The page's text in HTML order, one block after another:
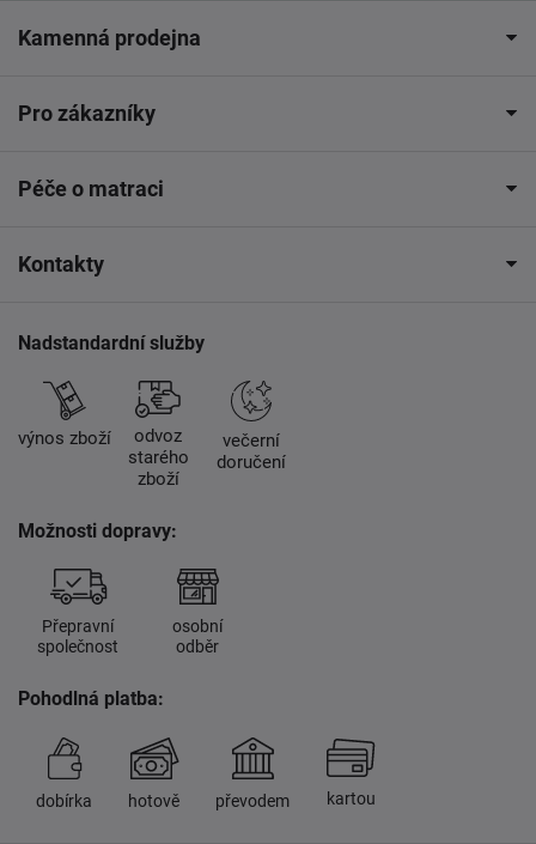
Kamenná prodejna
Pro zákazníky
Péče o matraci
Kontakty
Nadstandardní služby
výnos zboží
odvoz
starého
zboží
večerní
doručení
Možnosti dopravy:
Přepravní
společnost
osobní
odběr
Pohodlná platba:
dobírka hotově převodem kartou